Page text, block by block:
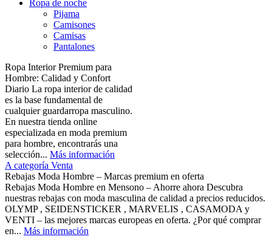
Ropa de noche
Pijama
Camisones
Camisas
Pantalones
Ropa Interior Premium para
Hombre: Calidad y Confort
Diario La ropa interior de calidad
es la base fundamental de
cualquier guardarropa masculino.
En nuestra tienda online
especializada en moda premium
para hombre, encontrarás una
selección... Más información
A categoría Venta
Rebajas Moda Hombre – Marcas premium en oferta
Rebajas Moda Hombre en Mensono – Ahorre ahora Descubra
nuestras rebajas con moda masculina de calidad a precios reducidos.
OLYMP , SEIDENSTICKER , MARVELIS , CASAMODA y
VENTI – las mejores marcas europeas en oferta. ¿Por qué comprar
en... Más información